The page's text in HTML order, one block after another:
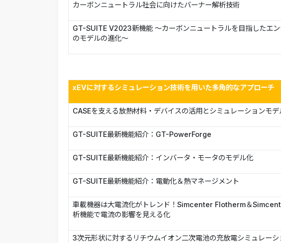
カーボンニュートラル社会に向けたバーナー解析技術
GT-SUITE V2023新機能 ～カーボンニュートラルを目指したエ
のモデルの進化～
xEVに対するシミュレーション技術を用いた多角的なアプローチ
CASEを支える放熱材料・デバイスの活用とシミュレーションモデ
GT-SUITE最新機能紹介：GT-PowerForge
GT-SUITE最新機能紹介：インバータ・モータのモデル化
GT-SUITE最新機能紹介：電動化＆熱マネージメント
車載機器は大電流化がトレンド！Simcenter Flotherm＆
析機能で電流の影響を見える化
3次元形状に対するリチウムイオン二次電池の充放電シミュレーシ